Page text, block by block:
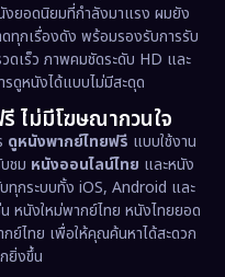
งยอดนิยมที่กำลังมาแรง ผมยัง
ทุกเรื่องดัง พร้อมรองรับการรับ
เร็ว ภาพคมชัดระดับ HD และ
ดูหนังได้แบบไม่มีสะดุด
ไม่มีโฆษณากวนใจ
ดูหนังพากย์ไทยฟรี แบบใช้งาน
ชม หนังออนไลน์ไทย และหนัง
ทุกระบบทั้ง iOS, Android และ
หนังใหม่พากย์ไทย หนังไทยยอด
ไทย เพื่อให้คุณค้นหาได้สะดวก
ยิ่งขึ้น